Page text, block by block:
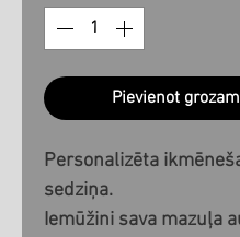
Pievienot grozam
Personalizēta
sedziņa.
Iemūžini sava mazuļa